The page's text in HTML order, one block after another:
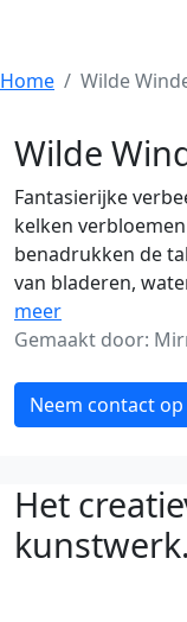
Home Wilde
Wilde
Fantasierijke
kelken
benadrukken de
van bladeren,
meer
Gemaakt door:
Neem contact op
Het
kunstwerk.